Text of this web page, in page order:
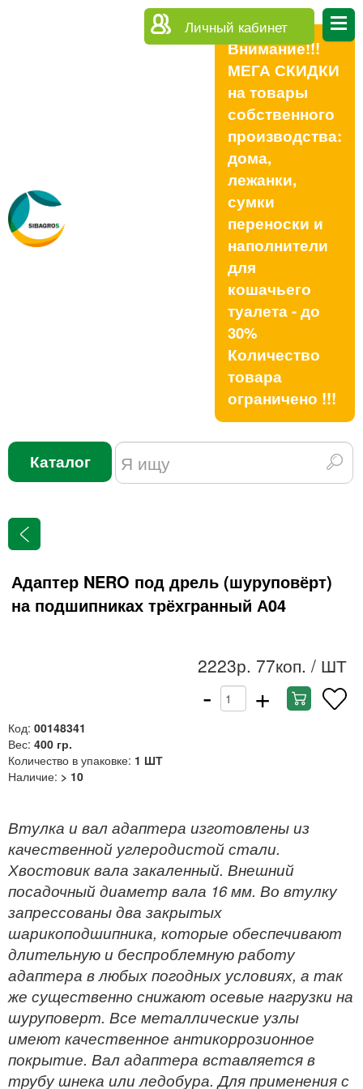
Личный кабинет
Внимание!!!
МЕГА СКИДКИ
на товары
собственного
производства:
дома,
лежанки,
сумки
переноски и
наполнители
для
кошачьего
туалета - до
30%
Количество
товара
ограничено !!!
Каталог
Адаптер NERO под дрель (шуруповёрт)
на подшипниках трёхгранный А04
2223р. 77коп. / ШТ
- +
Код: 00148341
Вес: 400 гр.
Количество в упаковке: 1 ШТ
Наличие: > 10
Втулка и вал адаптера изготовлены из
качественной углеродистой стали.
Хвостовик вала закаленный. Внешний
посадочный диаметр вала 16 мм. Во втулку
запрессованы два закрытых
шарикоподшипника, которые обеспечивают
длительную и беспроблемную работу
адаптера в любых погодных условиях, а так
же существенно снижают осевые нагрузки на
шуруповерт. Все металлические узлы
имеют качественное антикоррозионное
покрытие. Вал адаптера вставляется в
трубу шнека или ледобура. Для применения с